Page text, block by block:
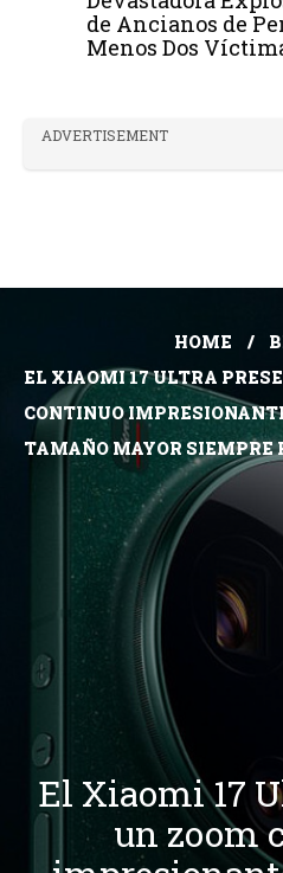
de Ancianos de
Menos Dos
ADVERTISEMENT
HOME
EL XIAOMI 17 ULTRA
CONTINUO
TAMAÑO MAYOR SIEMPRE
El Xiaomi 17
un zoom